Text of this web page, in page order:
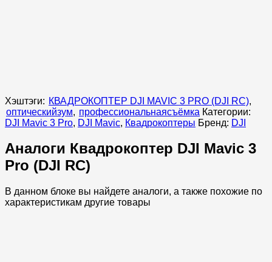
Хэштэги: КВАДРОКОПТЕР DJI MAVIC 3 PRO (DJI RC),
оптическийзум, профессиональнаясъёмка Категории:
DJI Mavic 3 Pro, DJI Mavic, Квадрокоптеры Бренд: DJI
Аналоги Квадрокоптер DJI Mavic 3
Pro (DJI RC)
В данном блоке вы найдете аналоги, а также похожие по
характеристикам другие товары